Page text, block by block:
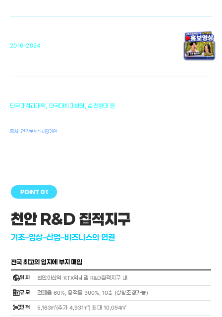
2016-2024 34
단국대치과대학, 단국대치대병원, 순천향대 등
출처: 건강보험심사평가원
POINT 01
천안 R&D 집적지구
기초–임상–산업–비즈니스의 연결
전국 최고의 입지에 부지 매입
globe_location_pin위 치 천안아산역 KTX역세권 R&D집적지구 내
corporate_fare규 모 건폐율 60%, 용적률 300%, 10층 (상향조정가능)
fit_screen면 적 5,163㎡(추가 4,931㎡) 최대 10,094㎡